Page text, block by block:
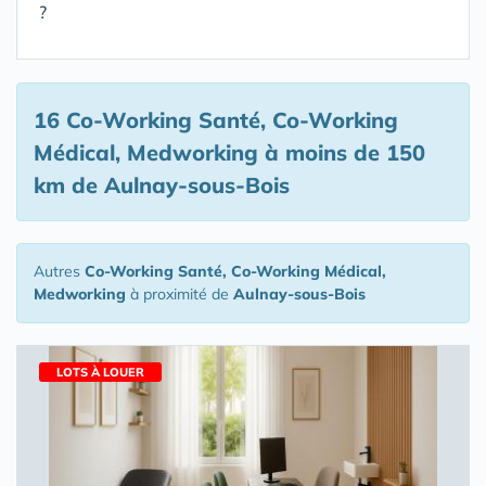
?
16 Co-Working Santé, Co-Working
Médical, Medworking à moins de 150
km de Aulnay-sous-Bois
Autres Co-Working Santé, Co-Working Médical,
Medworking à proximité de Aulnay-sous-Bois
LOTS À LOUER